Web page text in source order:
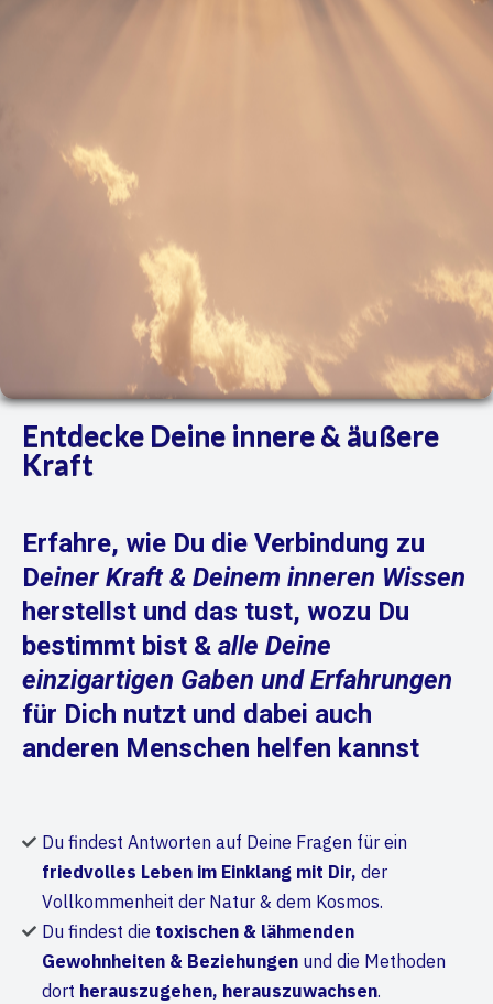
Entdecke Deine innere & äußere
Kraft
Erfahre, wie Du die Verbindung zu
Deiner Kraft & Deinem inneren Wissen
herstellst und das tust, wozu Du
bestimmt bist & alle Deine
einzigartigen Gaben und Erfahrungen
für Dich nutzt und dabei auch
anderen Menschen helfen kannst
Du findest Antworten auf Deine Fragen für ein
friedvolles Leben im Einklang mit Dir, der
Vollkommenheit der Natur & dem Kosmos.
Du findest die toxischen & lähmenden
Gewohnheiten & Beziehungen und die Methoden
dort herauszugehen, herauszuwachsen.